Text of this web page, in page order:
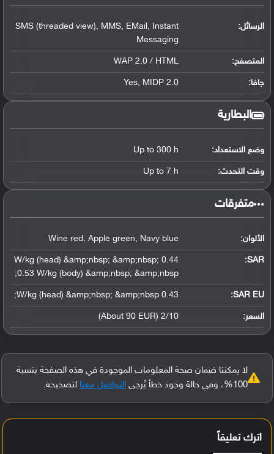
الرسائل:
SMS (threaded view), MMS, EMail, Instant
Messaging
المتصفح: WAP 2.0 / HTML
جافا: Yes, MIDP 2.0
البطارية
وضع الاستعداد: Up to 300 h
وقت التحدث: Up to 7 h
‏متفرقات‏
الألوان: Wine red, Apple green, Navy blue
SAR
:
0.44 W/kg (head) &amp;nbsp; &amp;nbsp;
0.53 W/kg (body) &amp;nbsp; &amp;nbsp;
SAR EU:
0.43 W/kg (head) &amp;nbsp; &amp;nbsp;
السعر: 2/10 (About 90 EUR)
لا يمكننا ضمان صحة المعلومات الموجودة في هذه الصفحة بنسبة
100%، وفي حالة وجود خطأ يُرجى
التواصل معنا لتصحيحه.
اترك تعليقاً